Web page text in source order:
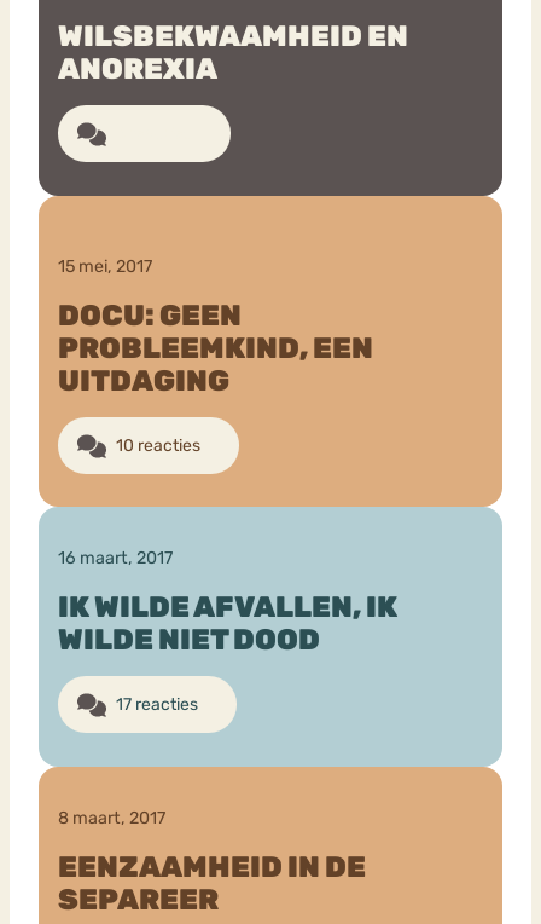
WILSBEKWAAMHEID EN
ANOREXIA
15 mei, 2017
DOCU: GEEN
PROBLEEMKIND, EEN
UITDAGING
10 reacties
16 maart, 2017
IK WILDE AFVALLEN, IK
WILDE NIET DOOD
17 reacties
8 maart, 2017
EENZAAMHEID IN DE
SEPAREER